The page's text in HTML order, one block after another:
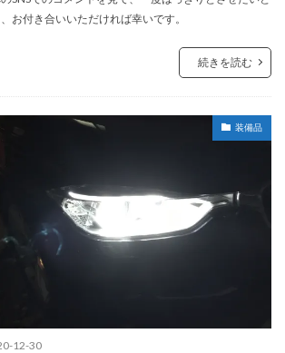
お付き合いいただければ幸いです。
続きを読む
装備品
12-30